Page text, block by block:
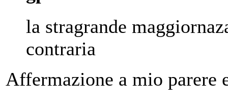
la stragrande
contraria
Affermazione a mio parere